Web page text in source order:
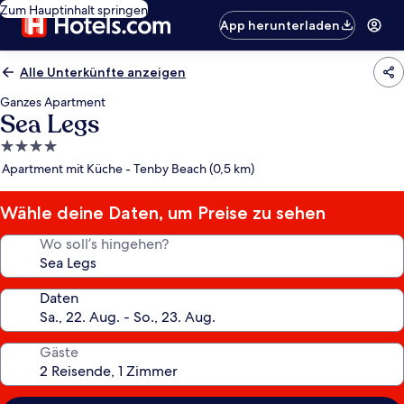
Zum Hauptinhalt springen
App herunterladen
Alle Unterkünfte anzeigen
Ganzes Apartment
Sea Legs
4.0-
Sterne-
Apartment mit Küche - Tenby Beach (0,5 km)
Wähle deine Daten, um Preise zu sehen
Wo soll’s hingehen?
Daten
Gäste